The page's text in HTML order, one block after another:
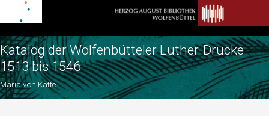
Katalog der Wolfenbütteler Luther-Drucke
1513 bis 1546
Maria von Katte